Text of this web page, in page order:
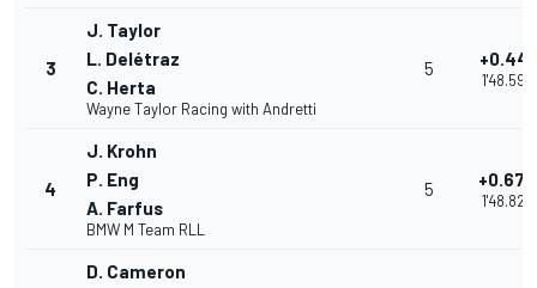
3
J. Taylor
L. Delétraz
C. Herta
Wayne Taylor Racing with Andretti
5 +0.441
1'48.593
4
J. Krohn
P. Eng
A. Farfus
BMW M Team RLL
5 +0.677
1'48.829
D. Cameron